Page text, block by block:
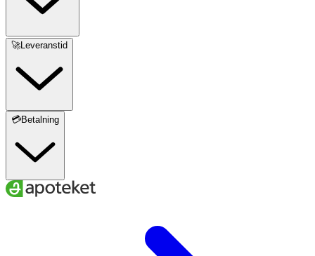
🚀Leveranstid
💳Betalning